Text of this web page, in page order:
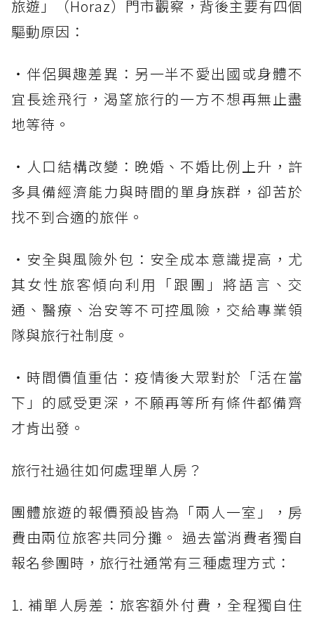
旅遊」（Horaz）門市觀察，背後主要有四個
驅動原因：
・伴侶興趣差異：另一半不愛出國或身體不
宜長途飛行，渴望旅行的一方不想再無止盡
地等待。
・人口結構改變：晚婚、不婚比例上升，許
多具備經濟能力與時間的單身族群，卻苦於
找不到合適的旅伴。
・安全與風險外包：安全成本意識提高，尤
其女性旅客傾向利用「跟團」將語言、交
通、醫療、治安等不可控風險，交給專業領
隊與旅行社制度。
・時間價值重估：疫情後大眾對於「活在當
下」的感受更深，不願再等所有條件都備齊
才肯出發。
旅行社過往如何處理單人房？
團體旅遊的報價預設皆為「兩人一室」，房
費由兩位旅客共同分攤。 過去當消費者獨自
報名參團時，旅行社通常有三種處理方式：
1. 補單人房差：旅客額外付費，全程獨自住